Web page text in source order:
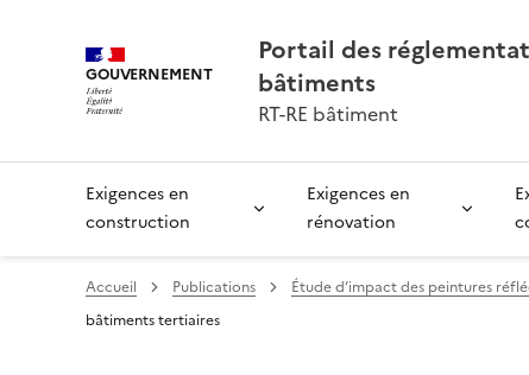
GOUVERNEMENT
Portail des
bâtiments
RT-RE bâtiment
Exigences en
construction
Exigences en
rénovation
Accueil Publications Étude d’impact des peintures
bâtiments tertiaires